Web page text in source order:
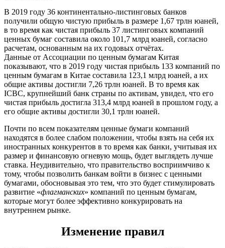
В 2019 году 36 континентально-листинговых банков
получили общую чистую прибыль в размере 1,67 трлн юаней,
в то время как чистая прибыль 37 листинговых компаний
ценных бумаг составила около 101,7 млрд юаней, согласно
расчетам, основанным на их годовых отчётах.
Данные от Ассоциации по ценным бумагам Китая
показывают, что в 2019 году чистая прибыль 133 компаний по
ценным бумагам в Китае составила 123,1 млрд юаней, а их
общие активы достигли 7,26 трлн юаней. В то время как
ICBC, крупнейший банк страны по активам, увидел, что его
чистая прибыль достигла 313,4 млрд юаней в прошлом году, а
его общие активы достигли 30,1 трлн юаней.
Почти по всем показателям ценные бумаги компаний
находятся в более слабом положении, чтобы взять на себя их
иностранных конкурентов в то время как банки, учитывая их
размер и финансовую огневую мощь, будет выглядеть лучше
ставка. Неудивительно, что правительство восприимчиво к
тому, чтобы позволить банкам войти в бизнес с ценными
бумагами, обосновывая это тем, что это будет стимулировать
развитие «флагманских» компаний по ценным бумагам,
которые могут более эффективно конкурировать на
внутреннем рынке.
Изменение правил